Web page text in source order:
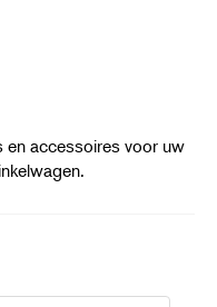
en accessoires voor uw